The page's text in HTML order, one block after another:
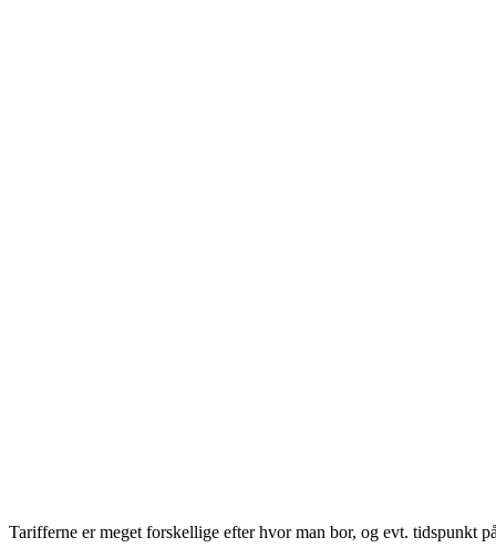
Tarifferne er meget forskellige efter hvor man bor, og evt. tidspunkt